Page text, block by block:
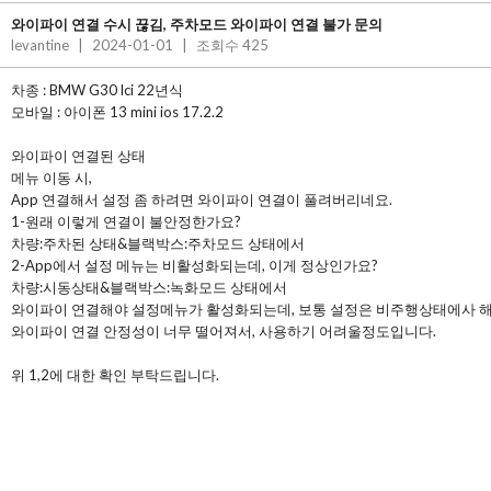
와이파이 연결 수시 끊김, 주차모드 와이파이 연결 불가 문의
levantine
2024-01-01 조회수 425
차종 : BMW G30 lci 22년식
모바일 : 아이폰 13 mini ios 17.2.2
와이파이 연결된 상태
메뉴 이동 시,
App 연결해서 설정 좀 하려면 와이파이 연결이 풀려버리네요.
1-원래 이렇게 연결이 불안정한가요?
차량:주차된 상태&블랙박스:주차모드 상태에서
2-App에서 설정 메뉴는 비활성화되는데, 이게 정상인가요?
차량:시동상태&블랙박스:녹화모드 상태에서
와이파이 연결해야 설정메뉴가 활성화되는데, 보통 설정은 비주행상태에사
와이파이 연결 안정성이 너무 떨어져서, 사용하기 어려울정도입니다.
위 1,2에 대한 확인 부탁드립니다.